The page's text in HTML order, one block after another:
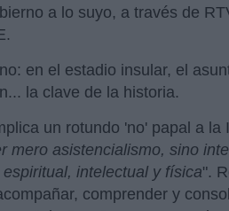
a lo suyo, a través de
en el estadio insular, el
la clave de la historia.
un rotundo 'no' papal a la
mero asistencialismo, sino
intelectual y física".
comprender y